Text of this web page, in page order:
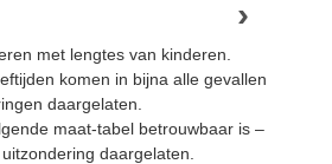
met lengtes van kinderen.
komen in bijna alle gevallen
daargelaten.
maat-tabel betrouwbaar is –
daargelaten.